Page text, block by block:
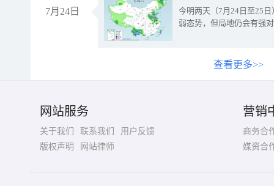
7月24日
今明两天（7月24日至25
弱态势，但局地仍会有强
查看更多>>
网站服务
关于我们 联系我们
用户反馈
版权声明
网站律师
营销
商务合
媒资合